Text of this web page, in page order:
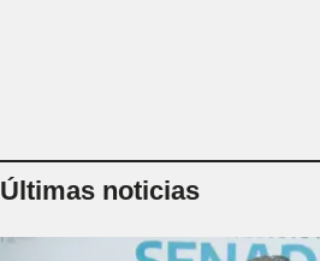
Últimas noticias